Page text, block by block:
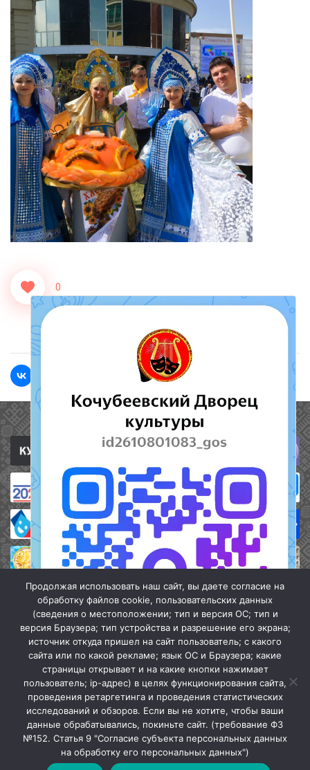
Мы в МАХ
Закрыть
0
Полезные ссылки
«Кочубеевская централизованная клубная система» © 2026
Продолжая использовать наш сайт, вы даете согласие на
обработку файлов cookie, пользовательских данных
(сведения о местоположении; тип и версия ОС; тип и
версия Браузера; тип устройства и разрешение его экрана;
источник откуда пришел на сайт пользователь; с какого
сайта или по какой рекламе; язык ОС и Браузера; какие
страницы открывает и на какие кнопки нажимает
пользователь; ip-адрес) в целях функционирования сайта,
проведения ретаргетинга и проведения статистических
исследований и обзоров. Если вы не хотите, чтобы ваши
данные обрабатывались, покиньте сайт. (требование ФЗ
№152. Статья 9 "Согласие субъекта персональных данных
на обработку его персональных данных")